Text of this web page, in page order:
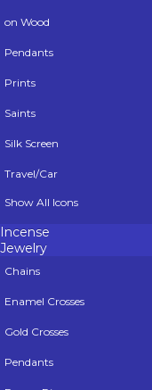
on Wood
Pendants
Prints
Saints
Silk Screen
Travel/Car
Show All Icons
Incense
Jewelry
Chains
Enamel Crosses
Gold Crosses
Pendants